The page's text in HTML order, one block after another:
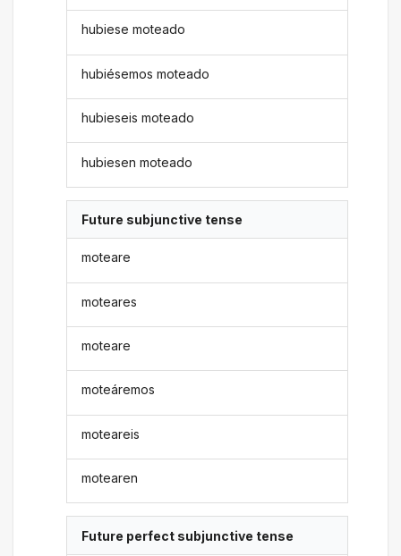
hubiese moteado
hubiésemos moteado
hubieseis moteado
hubiesen moteado
Future subjunctive tense
moteare
moteares
moteare
moteáremos
moteareis
motearen
Future perfect subjunctive tense